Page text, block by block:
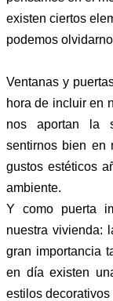
existen ciertos
podemos
Ventanas y
hora de incluir en
nos aportan la
sentirnos bien en
gustos estéticos
ambiente.
Y como puerta
nuestra vivienda:
gran importancia
en día existen
estilos decorativos